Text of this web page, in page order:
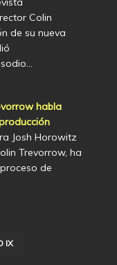
Colin
de su nueva
habla
Josh Horowitz
Trevorrow, ha
de
IX